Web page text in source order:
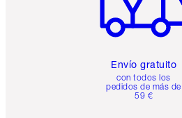
Envío gratuito
con todos los
pedidos de más de
59 €